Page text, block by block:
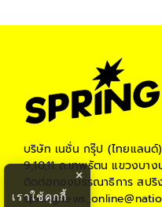
บริษัท เนชั่น กรุ๊ป (ไทยแลน
9,10,11 ถ.เทพรัตน แขวงบา
ติดต่อกองบรรณาธิการ สปริ
×
เราใช้คุกกี้